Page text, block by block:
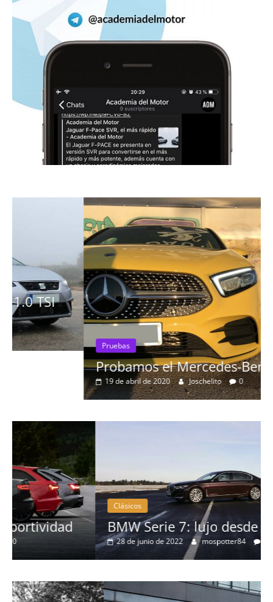
Pruebas
Probamos el Mercedes-Benz A200d
19 de abril de 2020 Joschelito 0
Clásicos
BMW Serie 7: lujo desde 1977
28 de junio de 2022 mospotter84 0